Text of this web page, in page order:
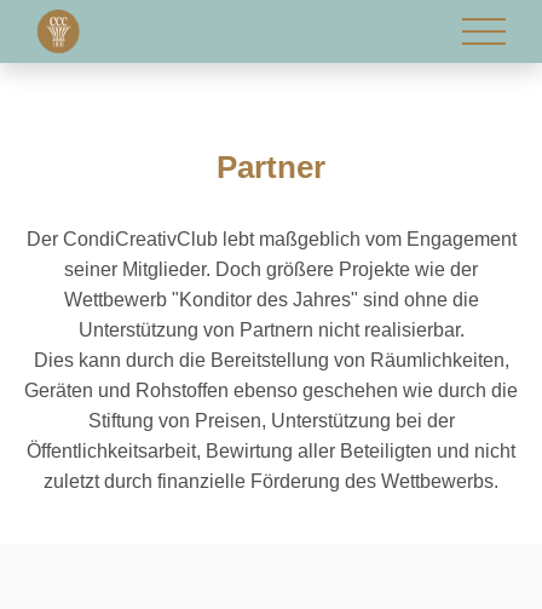
Partner
Der CondiCreativClub lebt maßgeblich vom Engagement
seiner Mitglieder. Doch größere Projekte wie der
Wettbewerb "Konditor des Jahres" sind ohne die
Unterstützung von Partnern nicht realisierbar.
Dies kann durch die Bereitstellung von Räumlichkeiten,
Geräten und Rohstoffen ebenso geschehen wie durch die
Stiftung von Preisen, Unterstützung bei der
Öffentlichkeitsarbeit, Bewirtung aller Beteiligten und nicht
zuletzt durch finanzielle Förderung des Wettbewerbs.